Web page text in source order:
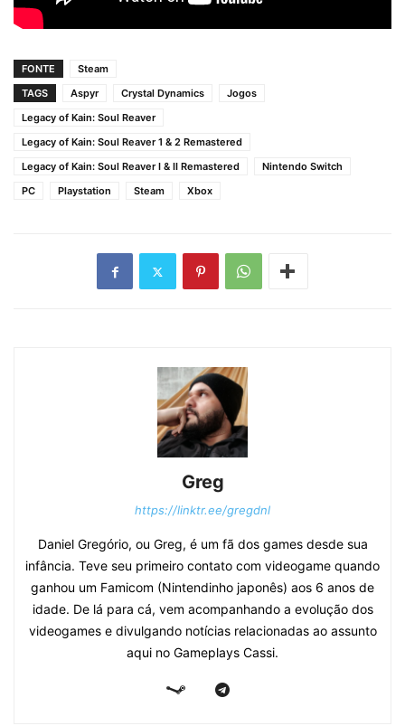
FONTE
Steam
TAGS
Aspyr Crystal Dynamics
Jogos
Legacy of Kain: Soul Reaver
Legacy of Kain: Soul Reaver 1 & 2 Remastered
Legacy of Kain: Soul Reaver I & II Remastered
Nintendo Switch
PC
Playstation Steam Xbox
Greg
https://linktr.ee/gregdnl
Daniel Gregório, ou Greg, é um fã dos games desde sua
infância. Teve seu primeiro contato com videogame quando
ganhou um Famicom (Nintendinho japonês) aos 6 anos de
idade. De lá para cá, vem acompanhando a evolução dos
videogames e divulgando notícias relacionadas ao assunto
aqui no Gameplays Cassi.